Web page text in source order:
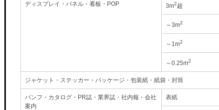
ディスプレイ・パネル・看板・POP 3m2超
～3m2
～1m2
～0.25m2
ジャケット・ステッカー・パッケージ・包装紙・紙袋・封筒
パンフ・カタログ・PR誌・業界誌・社内報・会社
案内
表紙